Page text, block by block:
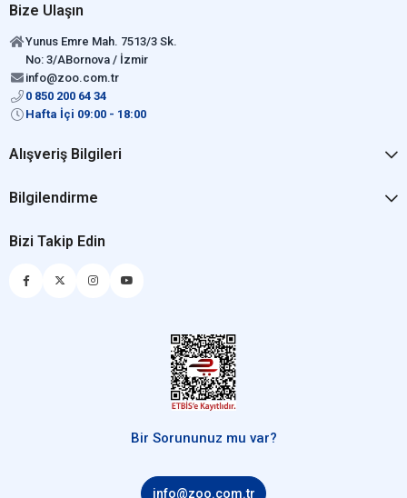
Bize Ulaşın
Yunus Emre Mah. 7513/3 Sk.
No: 3/ABornova / İzmir
info@zoo.com.tr
0 850 200 64 34
Hafta İçi 09:00 - 18:00
Alışveriş Bilgileri
Bilgilendirme
Bizi Takip Edin
Bir Sorununuz mu var?
info@zoo.com.tr